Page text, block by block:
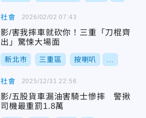
社會
影/害我摔車就砍你！三重「刀棍齊
出」驚悚大場面
新北市 三重區 按喇叭
2026/02/02 07:43
社會
影/五股貨車漏油害騎士慘摔 警揪
司機最重罰1.8萬
2025/12/31 22:56